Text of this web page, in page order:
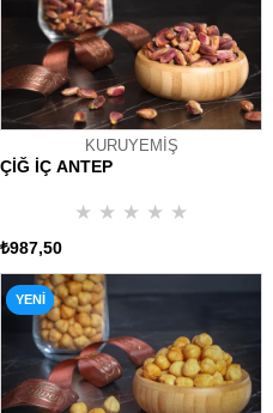
KURUYEMİŞ
ÇİĞ İÇ ANTEP
★ ★ ★ ★ ★
₺987,50
ÜRÜN
YENI
ÜRÜN